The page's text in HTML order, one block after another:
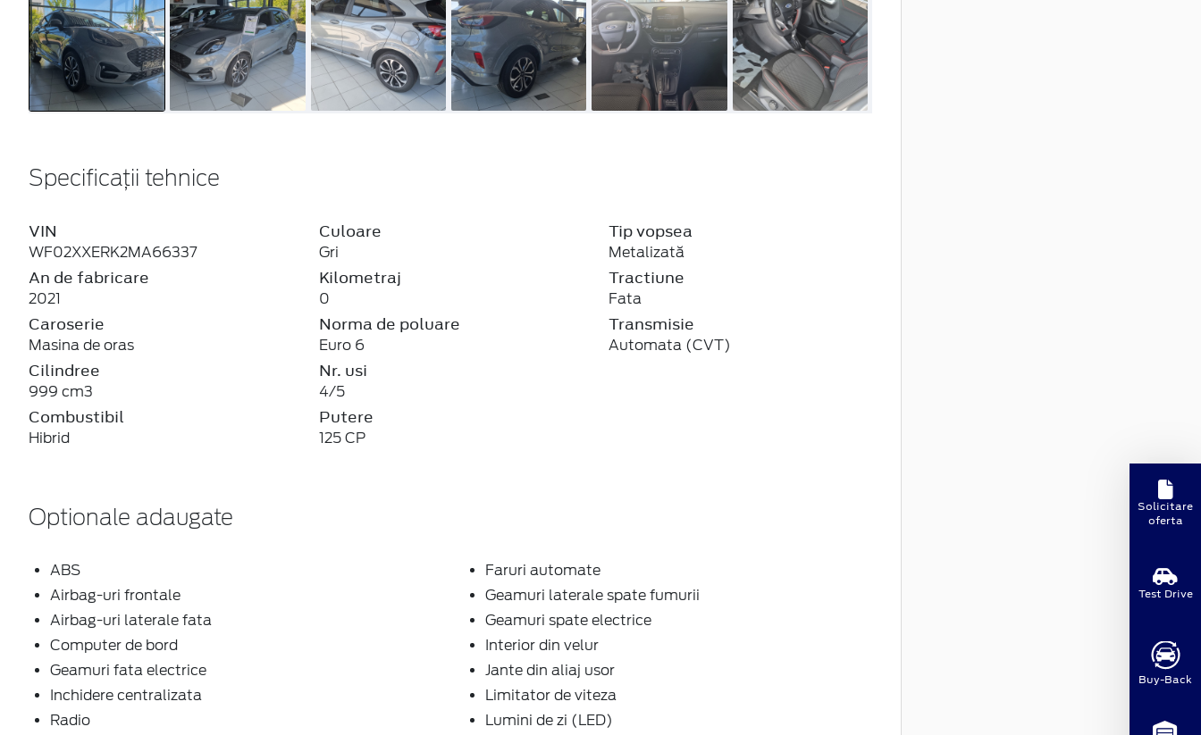
Specificații tehnice
VIN
WF02XXERK2MA66337
An de fabricare
2021
Caroserie
Masina de oras
Cilindree
999 cm3
Combustibil
Hibrid
Culoare
Gri
Kilometraj
0
Norma de poluare
Euro 6
Nr. usi
4/5
Putere
125 CP
Tip vopsea
Metalizată
Tractiune
Fata
Transmisie
Automata (CVT)
Optionale adaugate
ABS
Airbag-uri frontale
Airbag-uri laterale fata
Computer de bord
Geamuri fata electrice
Inchidere centralizata
Radio
Faruri automate
Geamuri laterale spate fumurii
Geamuri spate electrice
Interior din velur
Jante din aliaj usor
Limitator de viteza
Lumini de zi (LED)
Solicitare
oferta
Test Drive
Buy-Back